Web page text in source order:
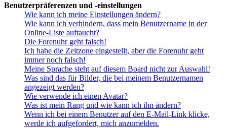
Benutzerpräferenzen und -einstellungen
Wie kann ich meine Einstellungen ändern?
Wie kann ich verhindern, dass mein Benutzername in der
Online-Liste auftaucht?
Die Forenuhr geht falsch!
Ich habe die Zeitzone eingestellt, aber die Forenuhr geht
immer noch falsch!
Meine Sprache steht auf diesem Board nicht zur Auswahl!
Was sind das für Bilder, die bei meinem Benutzernamen
angezeigt werden?
Wie verwende ich einen Avatar?
Was ist mein Rang und wie kann ich ihn ändern?
Wenn ich bei einem Benutzer auf den E-Mail-Link klicke,
werde ich aufgefordert, mich anzumelden.